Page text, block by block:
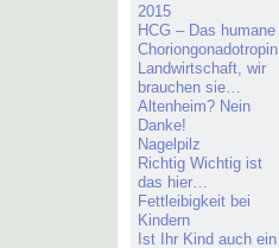
2015
HCG – Das humane
Choriongonadotropin
Landwirtschaft, wir
brauchen sie…
Altenheim? Nein
Danke!
Nagelpilz
Richtig Wichtig ist
das hier…
Fettleibigkeit bei
Kindern
Ist Ihr Kind auch ein